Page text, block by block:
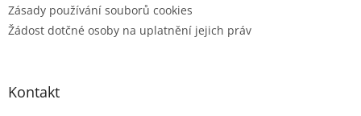
Zásady používání souborů cookies
Žádost dotčné osoby na uplatnění jejich práv
Kontakt